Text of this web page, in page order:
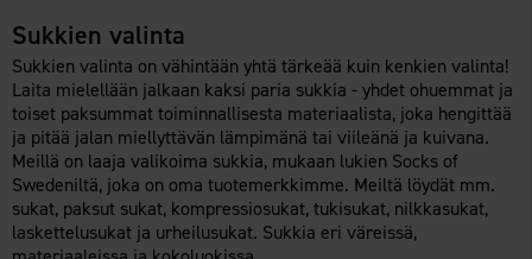
Sukkien valinta
Sukkien valinta on vähintään yhtä tärkeää kuin kenkien valinta!
Laita mielellään jalkaan kaksi paria sukkia - yhdet ohuemmat ja
toiset paksummat toiminnallisesta materiaalista, joka hengittää
ja pitää jalan miellyttävän lämpimänä tai viileänä ja kuivana.
Meillä on laaja valikoima sukkia, mukaan lukien Socks of
Swedeniltä, joka on oma tuotemerkkimme. Meiltä löydät mm.
sukat, paksut sukat, kompressiosukat, tukisukat, nilkkasukat,
laskettelusukat ja urheilusukat. Sukkia eri väreissä,